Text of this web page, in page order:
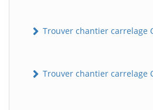
Trouver chantier carrelage
Trouver chantier carrelage